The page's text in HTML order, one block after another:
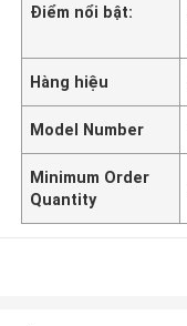
Điểm nổi bật:
Hàng hiệu
Model Number
Minimum Order
Quantity